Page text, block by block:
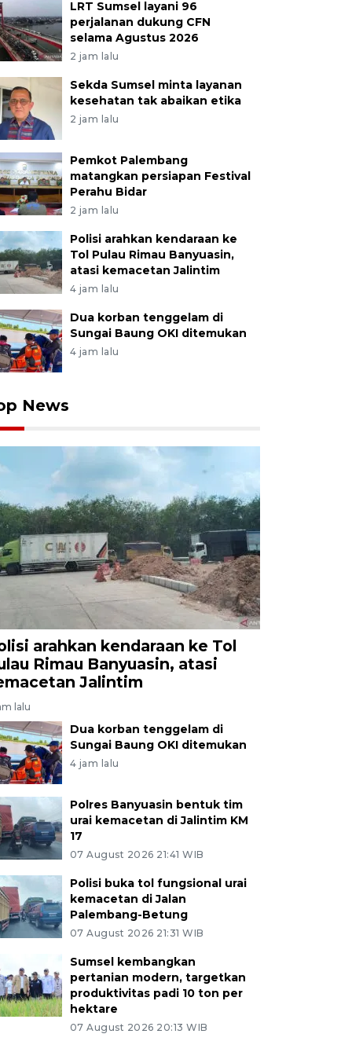
LRT Sumsel layani 96
perjalanan dukung CFN
selama Agustus 2026
2 jam lalu
Sekda Sumsel minta layanan
kesehatan tak abaikan etika
2 jam lalu
Pemkot Palembang
matangkan persiapan Festival
Perahu Bidar
2 jam lalu
Polisi arahkan kendaraan ke
Tol Pulau Rimau Banyuasin,
atasi kemacetan Jalintim
4 jam lalu
Dua korban tenggelam di
Sungai Baung OKI ditemukan
4 jam lalu
News
arahkan kendaraan ke Tol
Rimau Banyuasin, atasi
Jalintim
lalu
Dua korban tenggelam di
Sungai Baung OKI ditemukan
4 jam lalu
Polres Banyuasin bentuk tim
urai kemacetan di Jalintim KM
17
07 August 2026 21:41 WIB
Polisi buka tol fungsional urai
kemacetan di Jalan
Palembang-Betung
07 August 2026 21:31 WIB
Sumsel kembangkan
pertanian modern, targetkan
produktivitas padi 10 ton per
hektare
07 August 2026 20:13 WIB